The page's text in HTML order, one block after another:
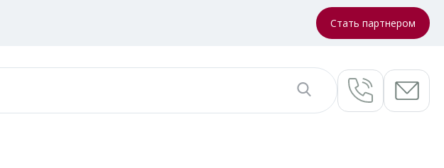
Стать партнером